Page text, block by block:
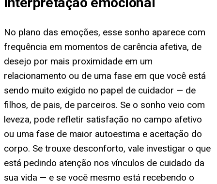
No plano das emoções, esse sonho aparece com
frequência em momentos de carência afetiva, de
desejo por mais proximidade em um
relacionamento ou de uma fase em que você está
sendo muito exigido no papel de cuidador — de
filhos, de pais, de parceiros. Se o sonho veio com
leveza, pode refletir satisfação no campo afetivo
ou uma fase de maior autoestima e aceitação do
corpo. Se trouxe desconforto, vale investigar o que
está pedindo atenção nos vínculos de cuidado da
sua vida — e se você mesmo está recebendo o